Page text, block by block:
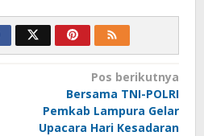
Pos berikutnya
Bersama TNI-POLRI
Pemkab Lampura Gelar
Upacara Hari Kesadaran